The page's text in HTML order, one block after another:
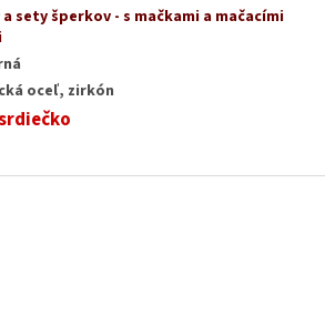
sety šperkov - s mačkami a mačacími
oceľ, zirkón